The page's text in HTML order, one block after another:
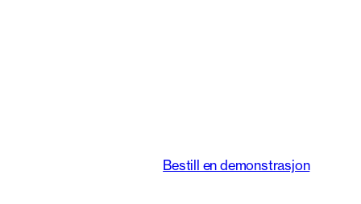
Bestill en demonstrasjon